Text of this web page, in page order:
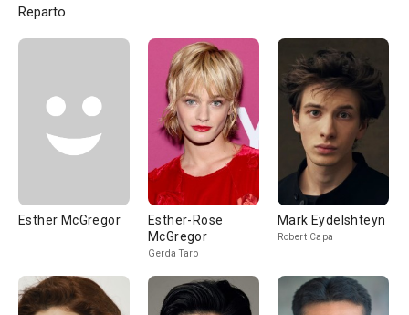
Reparto
Esther McGregor
Esther-Rose
McGregor
Gerda Taro
Mark Eydelshteyn
Robert Capa